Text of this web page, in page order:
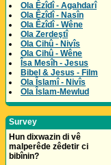
Ola Êzîdî - Agahdarî
Ola Êzîdî - Nasîn
Ola Êzîdî - Wêne
Ola Zerdeştî
Ola Cihû - Nivîs
Ola Cihû - Wêne
Îsa Mesîh - Jesus
Bibel & Jesus - Film
Ola Îslamî - Nivîs
Ola Îslam-Mewlud
Survey
Hun dixwazin di vê
malperêde zêdetir ci
bibînin?